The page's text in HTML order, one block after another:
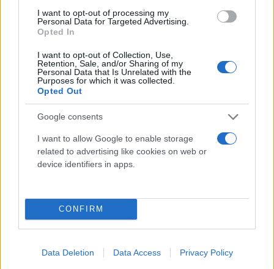
I want to opt-out of processing my
Personal Data for Targeted Advertising.
Opted In
I want to opt-out of Collection, Use,
Retention, Sale, and/or Sharing of my
Personal Data that Is Unrelated with the
Purposes for which it was collected.
Opted Out
Google consents
I want to allow Google to enable storage
related to advertising like cookies on web or
device identifiers in apps.
CONFIRM
Data Deletion Data Access Privacy Policy
Σαλαμίνα: Στη φυλακή ο 35χρονος που
κατηγορείται για απόπειρα βιασμού 20χρονης -
Αρνείται τα πάντα
Στη φυλακή ο 35χρονος στη Σαλαμίνα που αποπειράθηκε να
30.08.2024 18:06
Flash.gr